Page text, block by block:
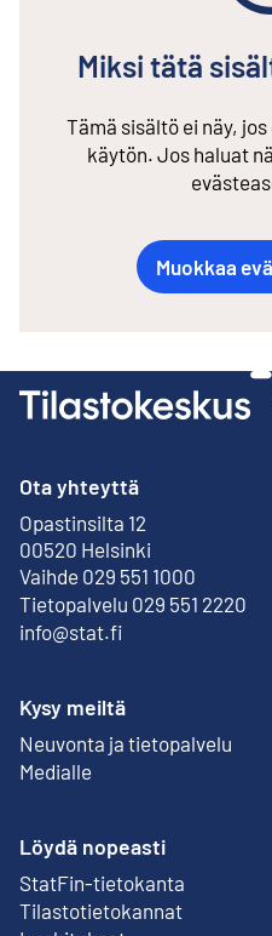
Miksi tätä
Tämä sisältö ei näy,
käytön. Jos haluat
Muokkaa
Ota yhteyttä
Opastinsilta 12
00520 Helsinki
Ulkoinen linkki
Vaihde 029 551 1000
Tietopalvelu 029 551 2220
info@stat.fi
Kysy meiltä
Neuvonta ja tietopalvelu
Medialle
Löydä nopeasti
StatFin-tietokanta
Ulkoinen linkki
Tilastotietokannat